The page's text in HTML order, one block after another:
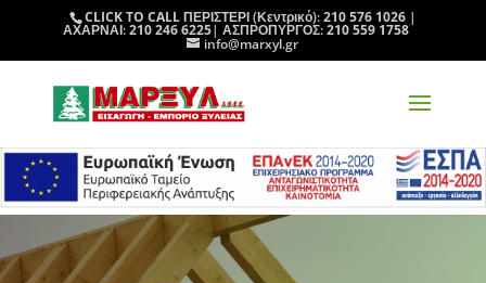
CLICK TO CALLΠΕΡΙΣΤΕΡΙ (Κεντρικό):210 576 1026|
ΑΧΑΡΝΑΙ:210 246 6225| ΑΣΠΡΟΠΥΡΓΟΣ:210 559 1758
info@marxyl.gr